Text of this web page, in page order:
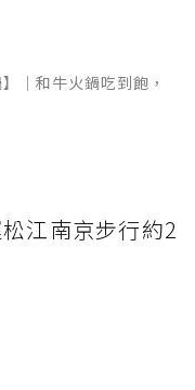
｜和牛火鍋吃到飽，
江南京步行約2